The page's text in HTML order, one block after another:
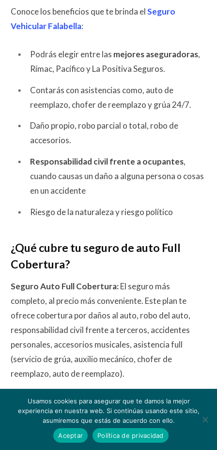
Conoce los beneficios que te brinda elSeguro
Vehicular Falabella:
Podrás elegir entre las mejores aseguradoras,
Rímac, Pacífico y La Positiva Seguros.
Contarás con asistencias como, auto de
reemplazo, chofer de reemplazo y grúa 24/7.
Daño propio, robo parcial o total, robo de
accesorios.
Responsabilidad civil frente a ocupantes,
cuando causas un daño a alguna persona o cosas
en un accidente
Riesgo de la naturaleza y riesgo político
¿Qué cubre tu seguro de auto Full
Cobertura?
Seguro Auto Full Cobertura:El seguro más
completo, al precio más conveniente. Este plan te
ofrece cobertura por daños al auto, robo del auto,
responsabilidad civil frente a terceros, accidentes
personales, accesorios musicales, asistencia full
(servicio de grúa, auxilio mecánico, chofer de
reemplazo, auto de reemplazo).
¿Cuánto cuesta un Seguro Vehicular?
Corredores Seguros Falabella cuenta con planes
S/25 soles mensuales, hasta $30 dólares
Usamos cookies para asegurar que te damos la mejor
experiencia en nuestra web. Si continúas usando este sitio,
asumiremos que estás de acuerdo con ello.
Aceptar
Política de privacidad